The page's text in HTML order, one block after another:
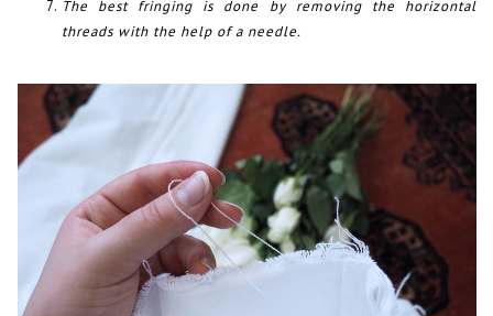
The best fringing is done by removing the horizontal
threads with the help of a needle.